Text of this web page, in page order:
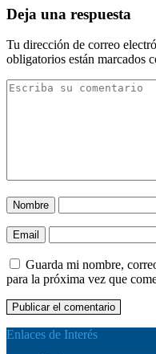
Deja una respuesta
Tu dirección de correo
obligatorios están marcados
Nombre
Email
Guarda mi nombre,
para la próxima vez que
Enlaces de Interés